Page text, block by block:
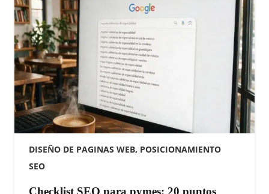
DISEÑO DE PAGINAS WEB, POSICIONAMIENTO
SEO
Checklist SEO para pymes: 20 puntos